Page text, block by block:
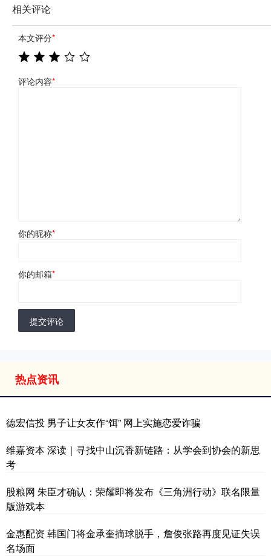
相关评论
本文评分*
评论内容*
你的昵称*
你的邮箱*
提交评论
热点资讯
德宏信投 男子让女友作“饵” 网上实施恋爱诈骗
维嘉资本 深读｜寻找中山沉香新链路：从学会到协会的新思
考
股粮网 朱臣才确认：荣耀即将发布《三角洲行动》联名限量
版游戏本
金惠配资 韩国门将金承奎摘球脱手，詹俊张路再度见证失误
名场面